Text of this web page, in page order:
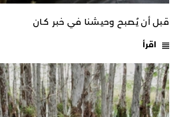
قبل أن يُصبح وحيشنا في خبر كـان
اقرأ